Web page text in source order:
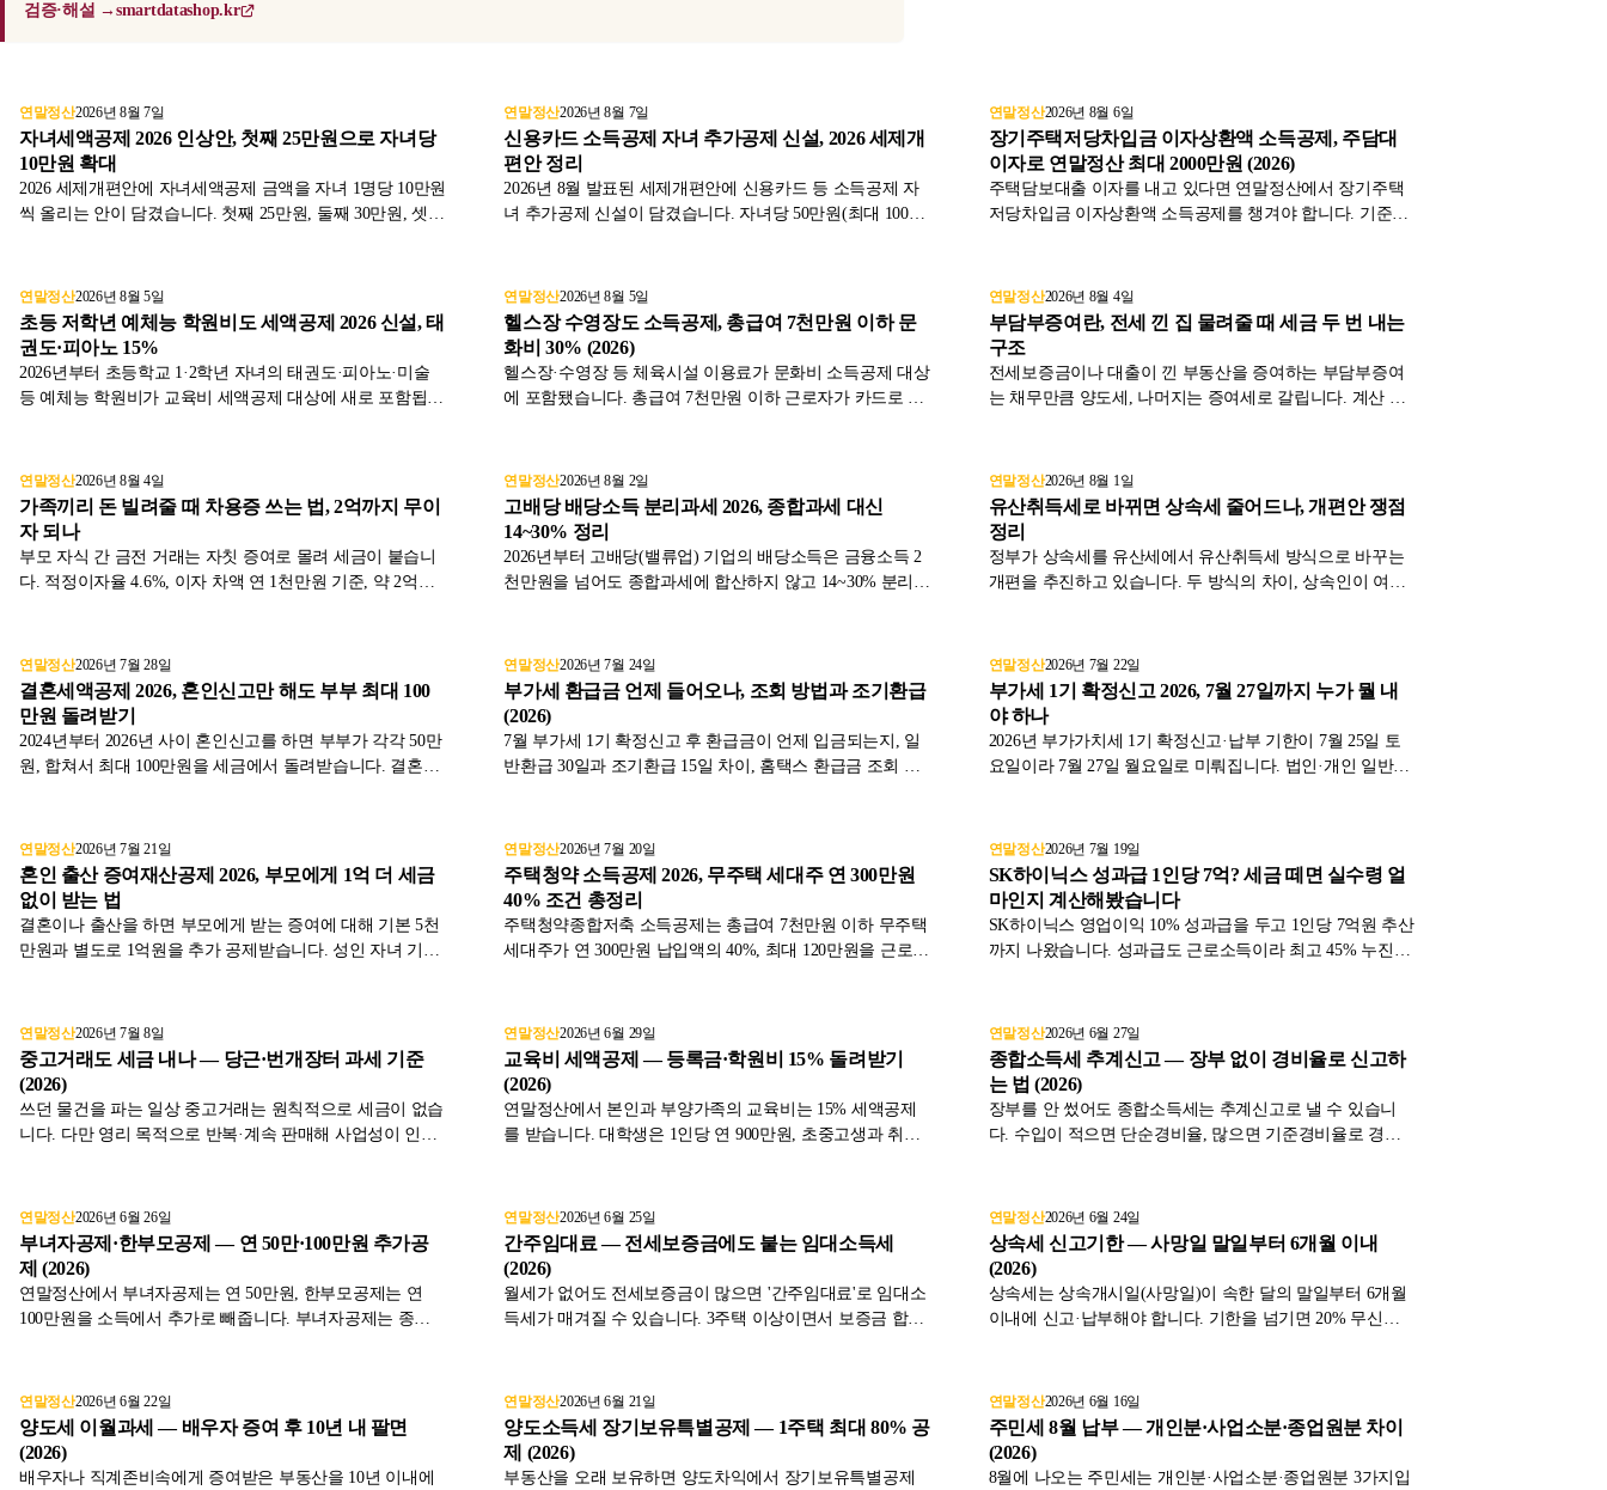
검증·해설 → smartdatashop.kr
연말정산2026년 8월 7일
자녀세액공제 2026 인상안, 첫째 25만원으로 자녀당
10만원 확대
2026 세제개편안에 자녀세액공제 금액을 자녀 1명당 10만원
씩 올리는 안이 담겼습니다. 첫째 25만원, 둘째 30만원, 셋째
연말정산2026년 8월 7일
신용카드 소득공제 자녀 추가공제 신설, 2026 세제개
편안 정리
2026년 8월 발표된 세제개편안에 신용카드 등 소득공제 자
녀 추가공제 신설이 담겼습니다. 자녀당 50만원(최대 100만
다.
연말정산2026년 8월 6일
장기주택저당차입금 이자상환액 소득공제, 주담대
이자로 연말정산 최대 2000만원 (2026)
주택담보대출 이자를 내고 있다면 연말정산에서 장기주택
저당차입금 이자상환액 소득공제를 챙겨야 합니다. 기준시
한도를 국세청 기준으로 정리했습니다.
연말정산2026년 8월 5일
초등 저학년 예체능 학원비도 세액공제 2026 신설, 태
권도·피아노 15%
2026년부터 초등학교 1·2학년 자녀의 태권도·피아노·미술
등 예체능 학원비가 교육비 세액공제 대상에 새로 포함됩니
정리했습니다.
연말정산2026년 8월 5일
헬스장 수영장도 소득공제, 총급여 7천만원 이하 문
화비 30% (2026)
헬스장·수영장 등 체육시설 이용료가 문화비 소득공제 대상
에 포함됐습니다. 총급여 7천만원 이하 근로자가 카드로 결
연말정산2026년 8월 4일
부담부증여란, 전세 낀 집 물려줄 때 세금 두 번 내는
구조
전세보증금이나 대출이 낀 부동산을 증여하는 부담부증여
는 채무만큼 양도세, 나머지는 증여세로 갈립니다. 계산 원
연말정산2026년 8월 4일
가족끼리 돈 빌려줄 때 차용증 쓰는 법, 2억까지 무이
자 되나
부모 자식 간 금전 거래는 자칫 증여로 몰려 세금이 붙습니
다. 적정이자율 4.6%, 이자 차액 연 1천만원 기준, 약 2억
연말정산2026년 8월 2일
고배당 배당소득 분리과세 2026, 종합과세 대신
14~30% 정리
2026년부터 고배당(밸류업) 기업의 배당소득은 금융소득 2
천만원을 넘어도 종합과세에 합산하지 않고 14~30% 분리과
리했습니다.
연말정산2026년 8월 1일
유산취득세로 바뀌면 상속세 줄어드나, 개편안 쟁점
정리
정부가 상속세를 유산세에서 유산취득세 방식으로 바꾸는
개편을 추진하고 있습니다. 두 방식의 차이, 상속인이 여러
연말정산2026년 7월 28일
결혼세액공제 2026, 혼인신고만 해도 부부 최대 100
만원 돌려받기
2024년부터 2026년 사이 혼인신고를 하면 부부가 각각 50만
원, 합쳐서 최대 100만원을 세금에서 돌려받습니다. 결혼세
연말정산2026년 7월 24일
부가세 환급금 언제 들어오나, 조회 방법과 조기환급
(2026)
7월 부가세 1기 확정신고 후 환급금이 언제 입금되는지, 일
반환급 30일과 조기환급 15일 차이, 홈택스 환급금 조회 방
연말정산2026년 7월 22일
부가세 1기 확정신고 2026, 7월 27일까지 누가 뭘 내
야 하나
2026년 부가가치세 1기 확정신고·납부 기한이 7월 25일 토
요일이라 7월 27일 월요일로 미뤄집니다. 법인·개인 일반과
연말정산2026년 7월 21일
혼인 출산 증여재산공제 2026, 부모에게 1억 더 세금
없이 받는 법
결혼이나 출산을 하면 부모에게 받는 증여에 대해 기본 5천
만원과 별도로 1억원을 추가 공제받습니다. 성인 자녀 기준
상속세및증여세법 기준으로 정리했습니다.
연말정산2026년 7월 20일
주택청약 소득공제 2026, 무주택 세대주 연 300만원
40% 조건 총정리
주택청약종합저축 소득공제는 총급여 7천만원 이하 무주택
세대주가 연 300만원 납입액의 40%, 최대 120만원을 근로소
득세법 기준으로 정리했습니다.
연말정산2026년 7월 19일
SK하이닉스 성과급 1인당 7억? 세금 떼면 실수령 얼
마인지 계산해봤습니다
SK하이닉스 영업이익 10% 성과급을 두고 1인당 7억원 추산
까지 나왔습니다. 성과급도 근로소득이라 최고 45% 누진세
습니다.
연말정산2026년 7월 8일
중고거래도 세금 내나 — 당근·번개장터 과세 기준
(2026)
쓰던 물건을 파는 일상 중고거래는 원칙적으로 세금이 없습
니다. 다만 영리 목적으로 반복·계속 판매해 사업성이 인정
했습니다.
연말정산2026년 6월 29일
교육비 세액공제 — 등록금·학원비 15% 돌려받기
(2026)
연말정산에서 본인과 부양가족의 교육비는 15% 세액공제
를 받습니다. 대학생은 1인당 연 900만원, 초중고생과 취학
습니다.
연말정산2026년 6월 27일
종합소득세 추계신고 — 장부 없이 경비율로 신고하
는 법 (2026)
장부를 안 썼어도 종합소득세는 추계신고로 낼 수 있습니
다. 수입이 적으면 단순경비율, 많으면 기준경비율로 경비
선택을 정리했습니다.
연말정산2026년 6월 26일
부녀자공제·한부모공제 — 연 50만·100만원 추가공
제 (2026)
연말정산에서 부녀자공제는 연 50만원, 한부모공제는 연
100만원을 소득에서 추가로 빼줍니다. 부녀자공제는 종합
용 기준을 정리했습니다.
연말정산2026년 6월 25일
간주임대료 — 전세보증금에도 붙는 임대소득세
(2026)
월세가 없어도 전세보증금이 많으면 '간주임대료'로 임대소
득세가 매겨질 수 있습니다. 3주택 이상이면서 보증금 합계
니다.
연말정산2026년 6월 24일
상속세 신고기한 — 사망일 말일부터 6개월 이내
(2026)
상속세는 상속개시일(사망일)이 속한 달의 말일부터 6개월
이내에 신고·납부해야 합니다. 기한을 넘기면 20% 무신고
연말정산2026년 6월 22일
양도세 이월과세 — 배우자 증여 후 10년 내 팔면
(2026)
배우자나 직계존비속에게 증여받은 부동산을 10년 이내에
연말정산2026년 6월 21일
양도소득세 장기보유특별공제 — 1주택 최대 80% 공
제 (2026)
부동산을 오래 보유하면 양도차익에서 장기보유특별공제
연말정산2026년 6월 16일
주민세 8월 납부 — 개인분·사업소분·종업원분 차이
(2026)
8월에 나오는 주민세는 개인분·사업소분·종업원분 3가지입